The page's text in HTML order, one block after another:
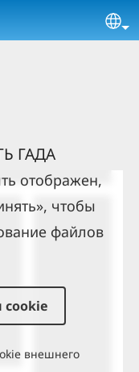
ГАДА
отображен,
чтобы
файлов
cookie
внешнего